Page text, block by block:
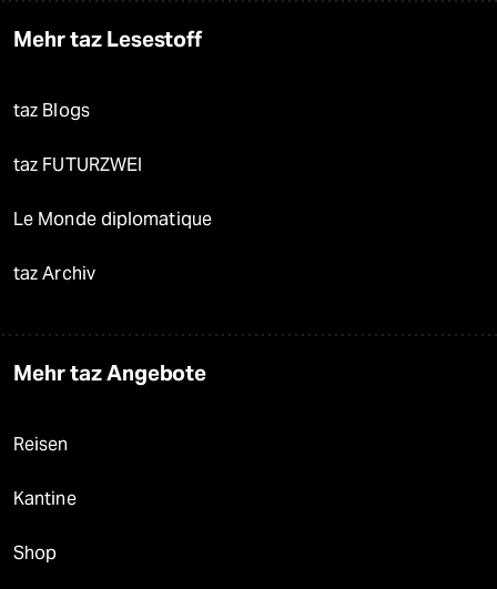
Mehr taz Lesestoff
taz Blogs
taz FUTURZWEI
Le Monde diplomatique
taz Archiv
Mehr taz Angebote
Reisen
Kantine
Shop